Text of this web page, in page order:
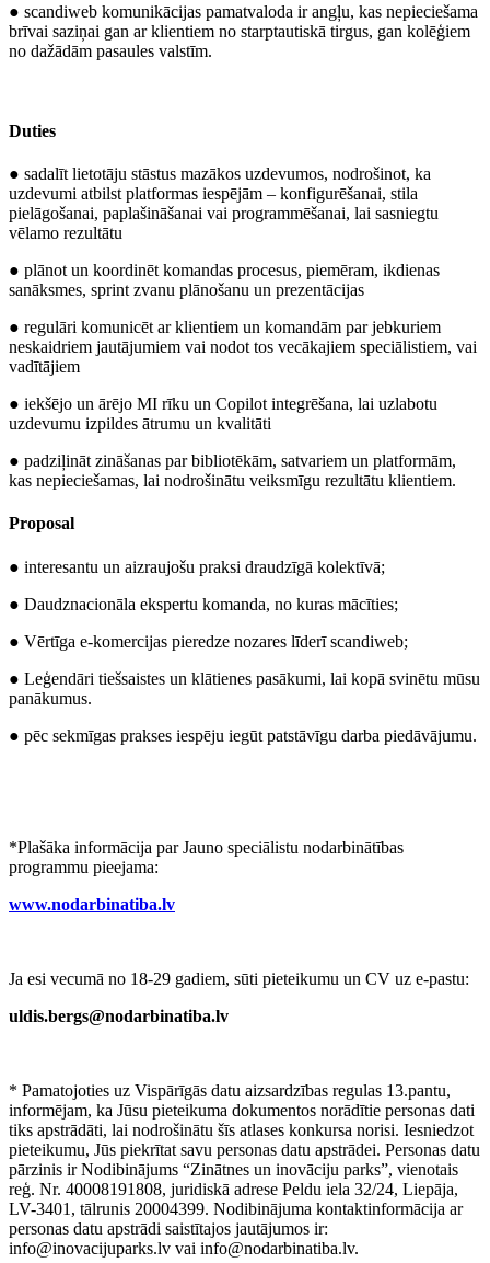
● scandiweb komunikācijas pamatvaloda ir angļu, kas nepieciešama
brīvai saziņai gan ar klientiem no starptautiskā tirgus, gan kolēģiem
no dažādām pasaules valstīm.
Duties
● sadalīt lietotāju stāstus mazākos uzdevumos, nodrošinot, ka
uzdevumi atbilst platformas iespējām – konfigurēšanai, stila
pielāgošanai, paplašināšanai vai programmēšanai, lai sasniegtu
vēlamo rezultātu
● plānot un koordinēt komandas procesus, piemēram, ikdienas
sanāksmes, sprint zvanu plānošanu un prezentācijas
● regulāri komunicēt ar klientiem un komandām par jebkuriem
neskaidriem jautājumiem vai nodot tos vecākajiem speciālistiem, vai
vadītājiem
● iekšējo un ārējo MI rīku un Copilot integrēšana, lai uzlabotu
uzdevumu izpildes ātrumu un kvalitāti
● padziļināt zināšanas par bibliotēkām, satvariem un platformām,
kas nepieciešamas, lai nodrošinātu veiksmīgu rezultātu klientiem.
Proposal
● interesantu un aizraujošu praksi draudzīgā kolektīvā;
● Daudznacionāla ekspertu komanda, no kuras mācīties;
● Vērtīga e-komercijas pieredze nozares līderī scandiweb;
● Leģendāri tiešsaistes un klātienes pasākumi, lai kopā svinētu mūsu
panākumus.
● pēc sekmīgas prakses iespēju iegūt patstāvīgu darba piedāvājumu.
*Plašāka informācija par Jauno speciālistu nodarbinātības
programmu pieejama:
www.nodarbinatiba.lv
Ja esi vecumā no 18-29 gadiem, sūti pieteikumu un CV uz e-pastu:
uldis.bergs@nodarbinatiba.lv
* Pamatojoties uz Vispārīgās datu aizsardzības regulas 13.pantu,
informējam, ka Jūsu pieteikuma dokumentos norādītie personas dati
tiks apstrādāti, lai nodrošinātu šīs atlases konkursa norisi. Iesniedzot
pieteikumu, Jūs piekrītat savu personas datu apstrādei. Personas datu
pārzinis ir Nodibinājums “Zinātnes un inovāciju parks”, vienotais
reģ. Nr. 40008191808, juridiskā adrese Peldu iela 32/24, Liepāja,
LV-3401, tālrunis 20004399. Nodibinājuma kontaktinformācija ar
personas datu apstrādi saistītajos jautājumos ir:
info@inovacijuparks.lv vai info@nodarbinatiba.lv.